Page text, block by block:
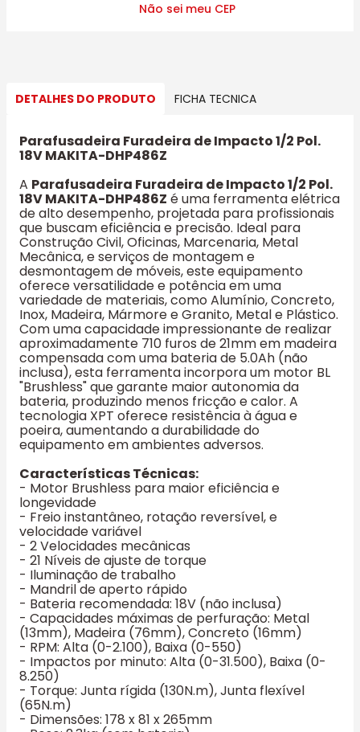
Não sei meu CEP
DETALHES DO PRODUTO FICHA TECNICA
Parafusadeira Furadeira de Impacto 1/2 Pol.
18V MAKITA-DHP486Z
A Parafusadeira Furadeira de Impacto 1/2 Pol.
18V MAKITA-DHP486Z é uma ferramenta elétrica
de alto desempenho, projetada para profissionais
que buscam eficiência e precisão. Ideal para
Construção Civil, Oficinas, Marcenaria, Metal
Mecânica, e serviços de montagem e
desmontagem de móveis, este equipamento
oferece versatilidade e potência em uma
variedade de materiais, como Alumínio, Concreto,
Inox, Madeira, Mármore e Granito, Metal e Plástico.
Com uma capacidade impressionante de realizar
aproximadamente 710 furos de 21mm em madeira
compensada com uma bateria de 5.0Ah (não
inclusa), esta ferramenta incorpora um motor BL
"Brushless" que garante maior autonomia da
bateria, produzindo menos fricção e calor. A
tecnologia XPT oferece resistência à água e
poeira, aumentando a durabilidade do
equipamento em ambientes adversos.
Características Técnicas:
- Motor Brushless para maior eficiência e
longevidade
- Freio instantâneo, rotação reversível, e
velocidade variável
- 2 Velocidades mecânicas
- 21 Níveis de ajuste de torque
- Iluminação de trabalho
- Mandril de aperto rápido
- Bateria recomendada: 18V (não inclusa)
- Capacidades máximas de perfuração: Metal
(13mm), Madeira (76mm), Concreto (16mm)
- RPM: Alta (0-2.100), Baixa (0-550)
- Impactos por minuto: Alta (0-31.500), Baixa (0-
8.250)
- Torque: Junta rígida (130N.m), Junta flexível
(65N.m)
- Dimensões: 178 x 81 x 265mm